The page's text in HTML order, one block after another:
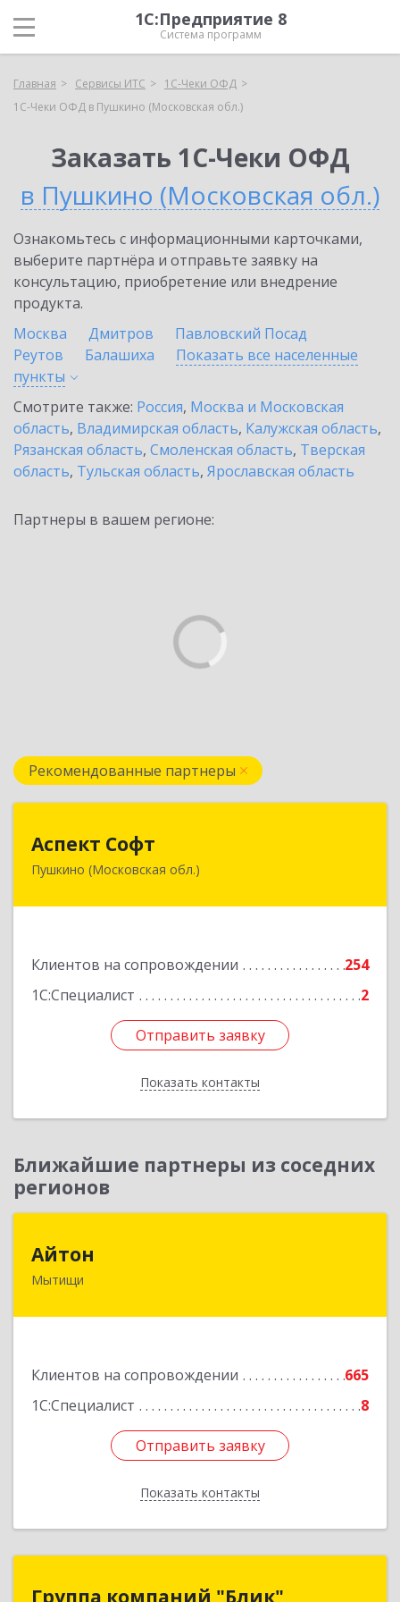
1С:Предприятие 8
Система программ
Главная Сервисы ИТС
1С-Чеки ОФД
1С-Чеки ОФД в Пушкино (Московская обл.)
Заказать 1С-Чеки ОФД
в Пушкино (Московская обл.)
Ознакомьтесь с информационными карточками,
выберите партнёра и отправьте заявку на
консультацию, приобретение или внедрение
продукта.
Москва
Дмитров
Павловский Посад
Реутов
Балашиха
Показать все населенные
пункты
Смотрите также: Россия, Москва и Московская
область, Владимирская область, Калужская область,
Рязанская область, Смоленская область, Тверская
область, Тульская область, Ярославская область
Партнеры в вашем регионе:
Рекомендованные партнеры
Аспект Софт
Пушкино (Московская обл.)
Клиентов на сопровождении
254
1С:Специалист
2
Отправить заявку
Показать контакты
141205, Московская обл, Пушкинский р-н,
Отправить заявку
Назад
Ближайшие партнеры из соседних
регионов
Айтон
Мытищи
Клиентов на сопровождении
665
1С:Специалист
8
Отправить заявку
Показать контакты
Отправить заявку
Назад
Группа компаний "Блик"
Группа компаний "Блик"